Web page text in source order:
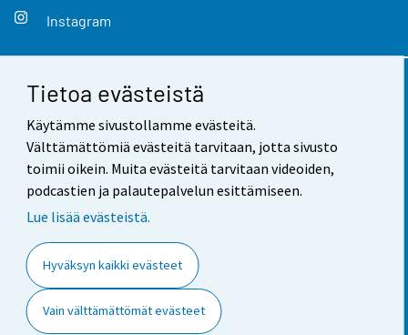
Tietoa evästeistä
Käytämme sivustollamme evästeitä.
Välttämättömiä evästeitä tarvitaan, jotta sivusto
toimii oikein. Muita evästeitä tarvitaan videoiden,
podcastien ja palautepalvelun esittämiseen.
Lue lisää evästeistä.
Hyväksyn kaikki evästeet
Vain välttämättömät evästeet
Instagram
Yhteystiedot
Palaute
Käyttöehdot
Saavutettavuus
Tietoa sivustosta
Evästeasetukset